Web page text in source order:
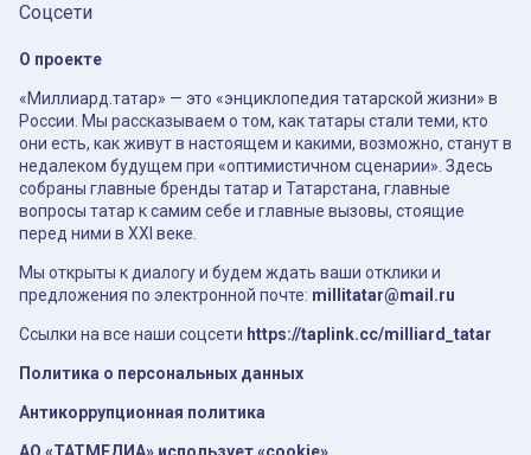
Соцсети
О проекте
«Миллиард.татар» — это «энциклопедия татарской жизни» в
России. Мы рассказываем о том, как татары стали теми, кто
они есть, как живут в настоящем и какими, возможно, станут в
недалеком будущем при «оптимистичном сценарии». Здесь
собраны главные бренды татар и Татарстана, главные
вопросы татар к самим себе и главные вызовы, стоящие
перед ними в XXI веке.
Мы открыты к диалогу и будем ждать ваши отклики и
предложения по электронной почте: millitatar@mail.ru
Ссылки на все наши соцсети https://taplink.cc/milliard_tatar
Политика о персональных данных
Антикоррупционная политика